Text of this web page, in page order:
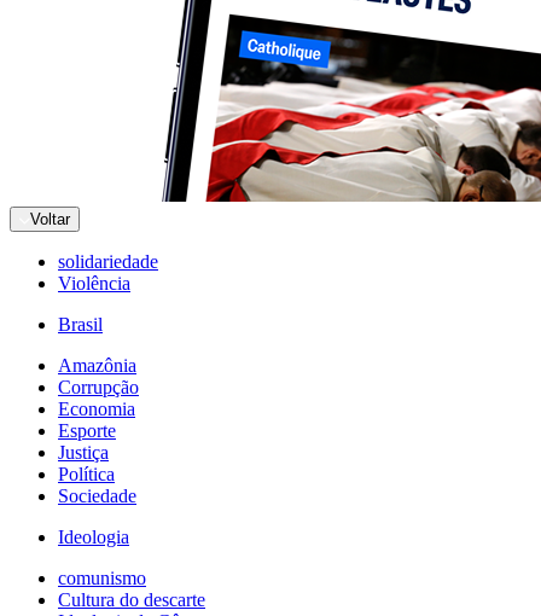
Voltar
solidariedade
Violência
Brasil
Amazônia
Corrupção
Economia
Esporte
Justiça
Política
Sociedade
Ideologia
comunismo
Cultura do descarte